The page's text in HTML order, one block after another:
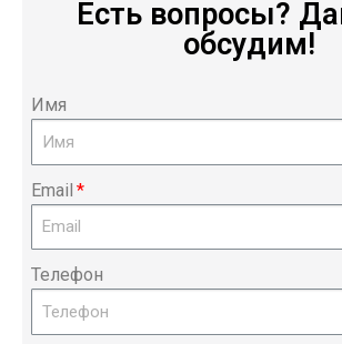
Есть вопросы?
обсудим!
Имя
Email
Телефон